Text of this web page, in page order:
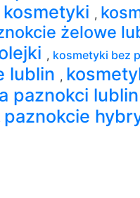
,
żelowe
, kosmetyki bez
lublin ,
paznokci lublin
paznokcie